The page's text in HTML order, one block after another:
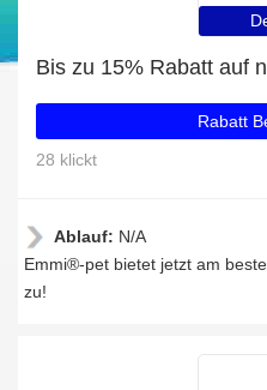
Rabatt
28 klickt
Ablauf: N/A
Emmi®-pet bietet jetzt am
zu!